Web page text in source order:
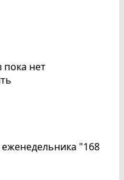
нет
"168